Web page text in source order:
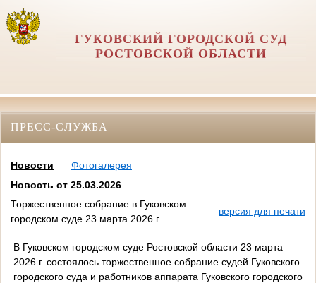
ГУКОВСКИЙ ГОРОДСКОЙ СУД
РОСТОВСКОЙ ОБЛАСТИ
ПРЕСС-СЛУЖБА
Новости
Фотогалерея
Новость от 25.03.2026
Торжественное собрание в Гуковском
городском суде 23 марта 2026 г.
версия для печати
В Гуковском городском суде Ростовской области 23 марта
2026 г. состоялось торжественное собрание судей Гуковского
городского суда и работников аппарата Гуковского городского